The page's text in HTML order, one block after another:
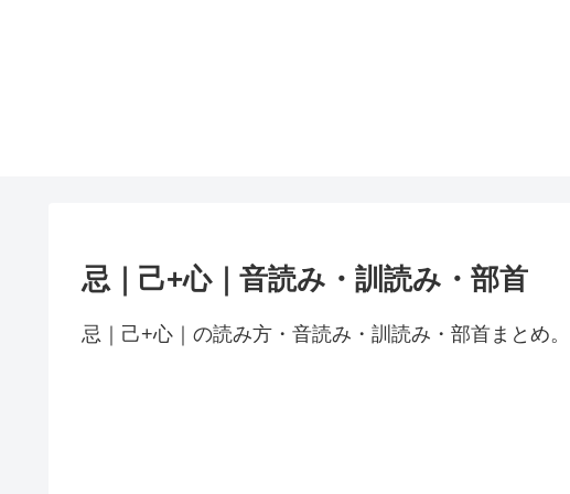
忌｜己+心｜音読み・訓読み・部首
忌｜己+心｜の読み方・音読み・訓読み・部首まとめ。